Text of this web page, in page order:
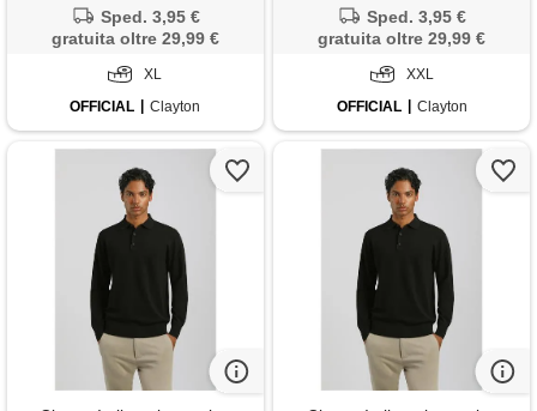
Sped. 3,95 €
gratuita oltre 29,99 €
XL
OFFICIAL
Clayton
Sped. 3,95 €
gratuita oltre 29,99 €
XXL
OFFICIAL
Clayton